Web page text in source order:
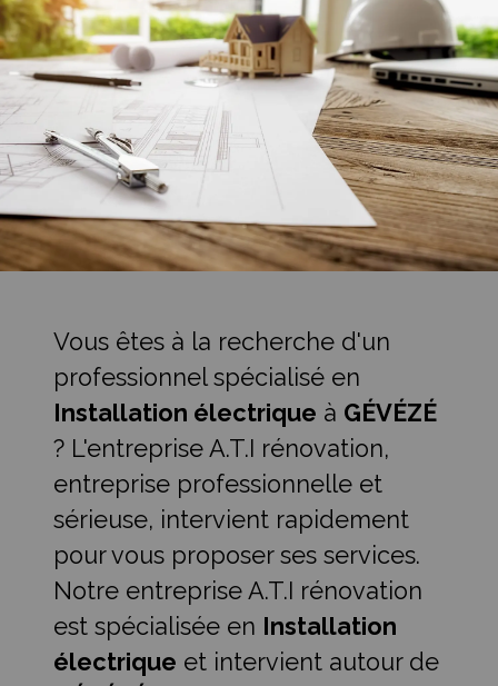
Vous êtes à la recherche d'un
professionnel spécialisé en
Installation électrique à GÉVÉZÉ
? L'entreprise A.T.I rénovation,
entreprise professionnelle et
sérieuse, intervient rapidement
pour vous proposer ses services.
Notre entreprise A.T.I rénovation
est spécialisée en Installation
électrique et intervient autour de